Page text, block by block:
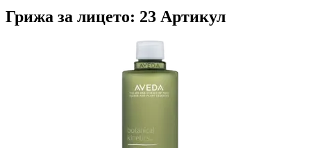
Грижа за лицето: 23 Артикул